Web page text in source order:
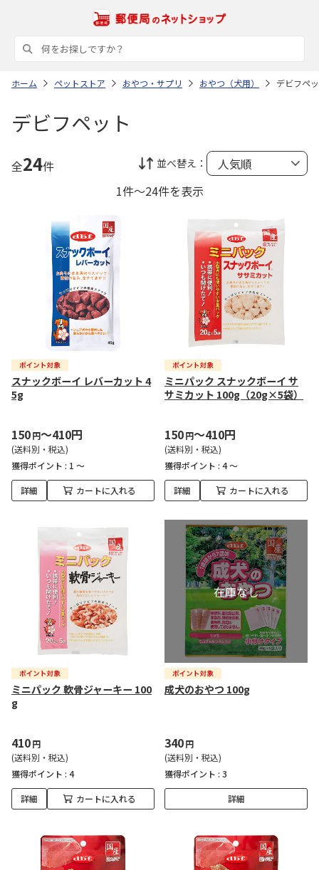
ホーム ペットストア おやつ・サプリ おやつ（犬用） デビフペ
デビフペット
全24件 並べ替え：
1件～24件を表示
スナックボーイ レバーカット 4
5g
150円～410円
(送料別・税込)
獲得ポイント : 1 ～
詳細 カートに入れる
ミニパック スナックボーイ サ
サミカット 100g（20g×5袋）
150円～410円
(送料別・税込)
獲得ポイント : 4 ～
詳細 カートに入れる
ミニパック 軟骨ジャーキー 100
g
410円
(送料別・税込)
獲得ポイント : 4
詳細 カートに入れる
成犬のおやつ 100g
340円
(送料別・税込)
獲得ポイント : 3
詳細